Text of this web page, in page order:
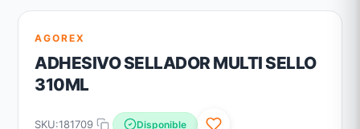
AGOREX
ADHESIVO SELLADOR MULTI SELLO
310ML
SKU:181709 Disponible